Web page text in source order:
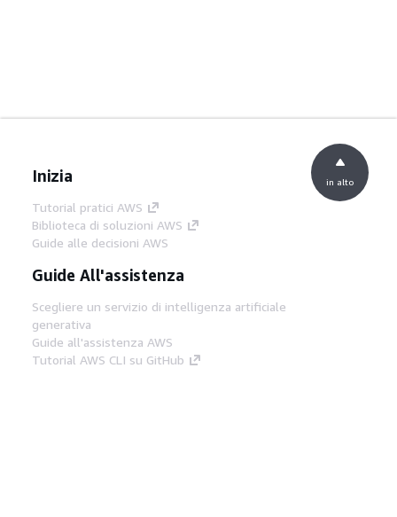
Inizia
Tutorial pratici AWS
Biblioteca di soluzioni AWS
Guide alle decisioni AWS
Guide All'assistenza
Scegliere un servizio di intelligenza artificiale
generativa
Guide all'assistenza AWS
Tutorial AWS CLI su GitHub
in alto